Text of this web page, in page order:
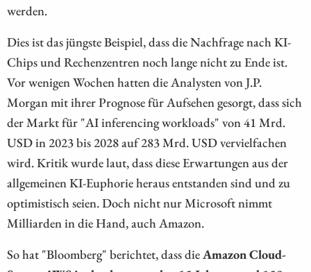
werden.
Dies ist das jüngste Beispiel, dass die Nachfrage nach KI-
Chips und Rechenzentren noch lange nicht zu Ende ist.
Vor wenigen Wochen hatten die Analysten von J.P.
Morgan mit ihrer Prognose für Aufsehen gesorgt, dass sich
der Markt für "AI inferencing workloads" von 41 Mrd.
USD in 2023 bis 2028 auf 283 Mrd. USD vervielfachen
wird. Kritik wurde laut, dass diese Erwartungen aus der
allgemeinen KI-Euphorie heraus entstanden sind und zu
optimistisch seien. Doch nicht nur Microsoft nimmt
Milliarden in die Hand, auch Amazon.
So hat "Bloomberg" berichtet, dass dieAmazon Cloud-